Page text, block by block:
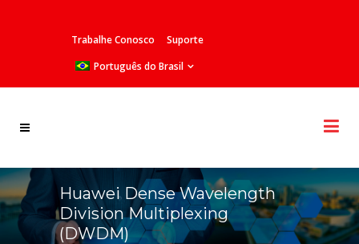
Trabalhe Conosco
Suporte
Português do Brasil
Huawei Dense Wavelength
Division Multiplexing
(DWDM)